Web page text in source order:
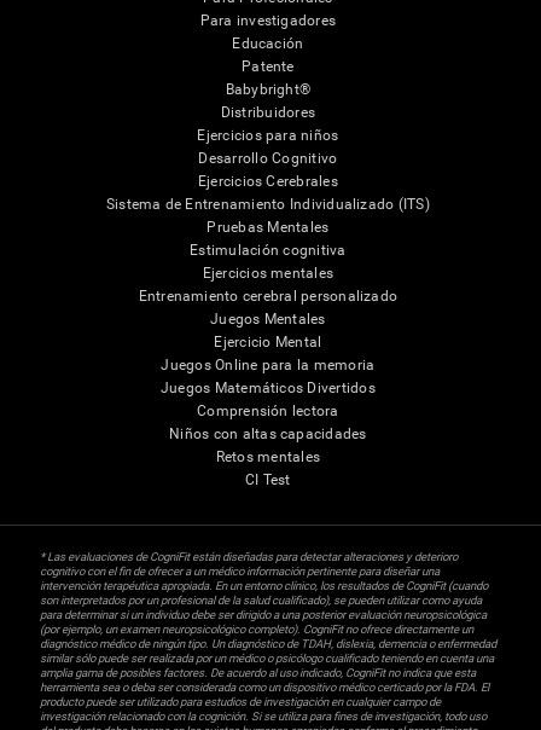
Para investigadores
Educación
Patente
Babybright®
Distribuidores
Ejercicios para niños
Desarrollo Cognitivo
Ejercicios Cerebrales
Sistema de Entrenamiento Individualizado (ITS)
Pruebas Mentales
Estimulación cognitiva
Ejercicios mentales
Entrenamiento cerebral personalizado
Juegos Mentales
Ejercicio Mental
Juegos Online para la memoria
Juegos Matemáticos Divertidos
Comprensión lectora
Niños con altas capacidades
Retos mentales
CI Test
* Las evaluaciones de CogniFit están diseñadas para detectar alteraciones y deterioro
cognitivo con el fin de ofrecer a un médico información pertinente para diseñar una
intervención terapéutica apropiada. En un entorno clínico, los resultados de CogniFit (cuando
son interpretados por un profesional de la salud cualificado), se pueden utilizar como ayuda
para determinar si un individuo debe ser dirigido a una posterior evaluación neuropsicológica
(por ejemplo, un examen neuropsicológico completo). CogniFit no ofrece directamente un
diagnóstico médico de ningún tipo. Un diagnóstico de TDAH, dislexia, demencia o enfermedad
similar sólo puede ser realizada por un médico o psicólogo cualificado teniendo en cuenta una
amplia gama de posibles factores. De acuerdo al uso indicado, CogniFit no indica que esta
herramienta sea o deba ser considerada como un dispositivo médico certicado por la FDA. El
producto puede ser utilizado para estudios de investigación en cualquier campo de
investigación relacionado con la cognición. Si se utiliza para fines de investigación, todo uso